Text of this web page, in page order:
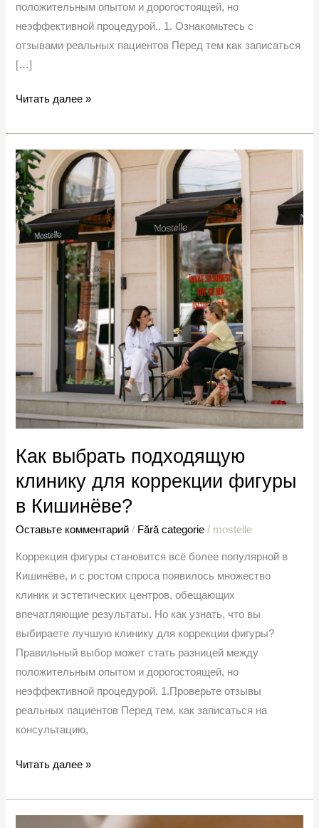
положительным опытом и дорогостоящей, но
неэффективной процедурой.. 1. Ознакомьтесь с
отзывами реальных пациентов Перед тем как записаться
[…]
Читать далее »
Как выбрать подходящую
клинику для коррекции фигуры
в Кишинёве?
Оставьте комментарий / Fără categorie / mostelle
Коррекция фигуры становится всё более популярной в
Кишинёве, и с ростом спроса появилось множество
клиник и эстетических центров, обещающих
впечатляющие результаты. Но как узнать, что вы
выбираете лучшую клинику для коррекции фигуры?
Правильный выбор может стать разницей между
положительным опытом и дорогостоящей, но
неэффективной процедурой. 1.Проверьте отзывы
реальных пациентов Перед тем, как записаться на
консультацию,
Как
выбрать
подходящую
клинику
для
коррекции
Кишинёве?
Читать далее »